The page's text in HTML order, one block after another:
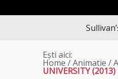
Sullivan’s
Ești aici:
Home /Animatie /
UNIVERSITY (2013)